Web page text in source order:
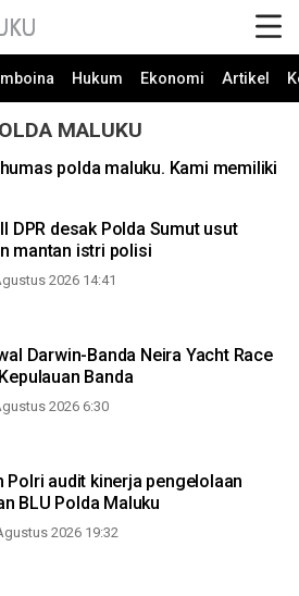
Hukum Ekonomi Artikel
MALUKU
polda maluku. Kami memiliki
DPR desak Polda Sumut usut
mantan istri polisi
2026 14:41
Darwin-Banda Neira Yacht Race
Banda
2026 6:30
Polri audit kinerja pengelolaan
BLU Polda Maluku
2026 19:32